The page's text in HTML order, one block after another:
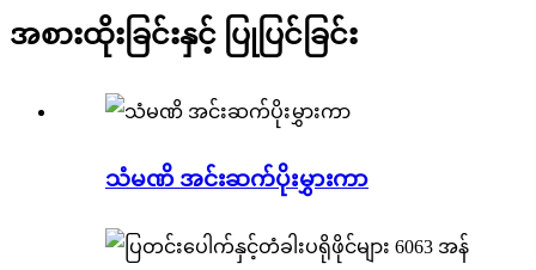
အစားထိုးခြင်းနှင့် ပြုပြင်ခြင်း
သံမဏိ အင်းဆက်ပိုးမွှားကာ